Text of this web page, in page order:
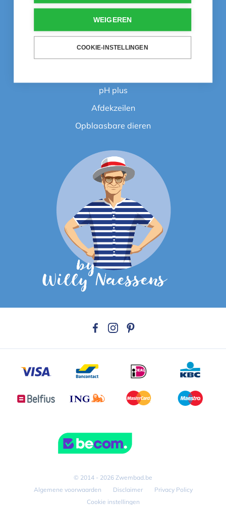
Onze aanbevelingen
pH plus
Afdekzeilen
Opblaasbare dieren
© 2014 - 2026 Zwembad.be
Algemene voorwaarden
Disclaimer
Privacy Policy
Cookie instellingen
WEIGEREN
COOKIE-INSTELLINGEN